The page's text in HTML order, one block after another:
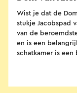
Wist je dat de
stukje Jacobspad
van de
en is een
schatkamer is een